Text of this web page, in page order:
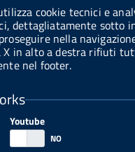
cookie tecnici e
dettagliatamente sotto
nella
in alto a destra rifiuti
nel footer.
Youtube
Trasparente
Contratti